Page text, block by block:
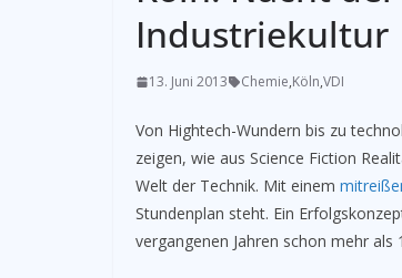
Industriekultur
13. Juni 2013 Chemie,Köln,VDI
­Von Hightech-Wundern bis zu
zeigen, wie aus Science Fiction
Welt der Technik. Mit einem
Stundenplan steht. Ein
vergangenen Jahren schon mehr